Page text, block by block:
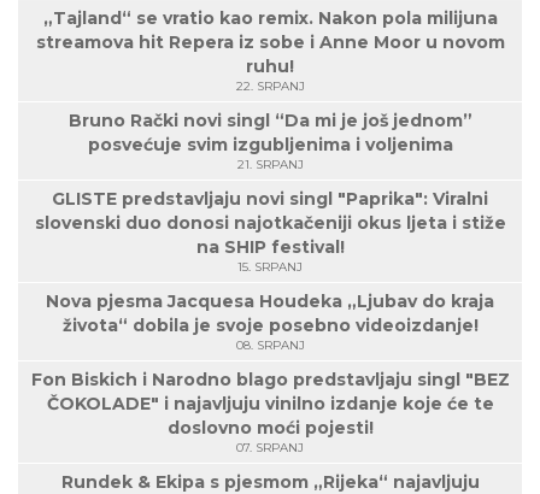
„Tajland“ se vratio kao remix. Nakon pola milijuna
streamova hit Repera iz sobe i Anne Moor u novom
ruhu!
22. SRPANJ
Bruno Rački novi singl “Da mi je još jednom”
posvećuje svim izgubljenima i voljenima
21. SRPANJ
GLISTE predstavljaju novi singl "Paprika": Viralni
slovenski duo donosi najotkačeniji okus ljeta i stiže
na SHIP festival!
15. SRPANJ
Nova pjesma Jacquesa Houdeka „Ljubav do kraja
života“ dobila je svoje posebno videoizdanje!
08. SRPANJ
Fon Biskich i Narodno blago predstavljaju singl "BEZ
ČOKOLADE" i najavljuju vinilno izdanje koje će te
doslovno moći pojesti!
07. SRPANJ
Rundek & Ekipa s pjesmom „Rijeka“ najavljuju